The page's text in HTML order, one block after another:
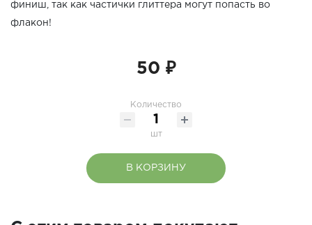
финиш, так как частички глиттера могут попасть во
флакон!
50 ₽
Количество
шт
В КОРЗИНУ